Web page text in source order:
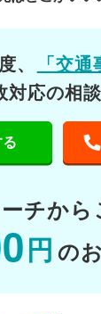
、 「交
対応の相
チから
円 の